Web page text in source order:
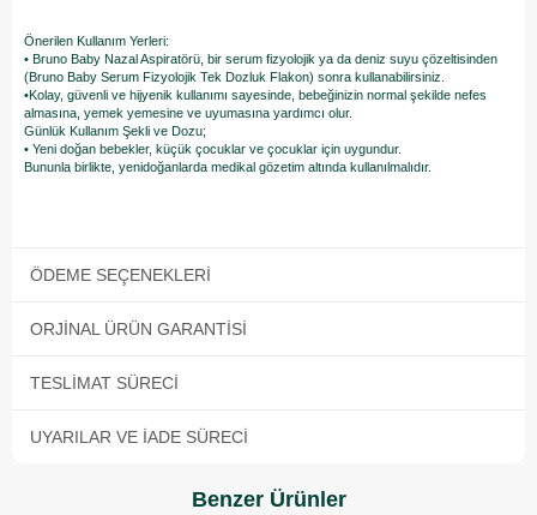
Önerilen Kullanım Yerleri:
• Bruno Baby Nazal Aspiratörü, bir serum fizyolojik ya da deniz suyu çözeltisinden
(Bruno Baby Serum Fizyolojik Tek Dozluk Flakon) sonra kullanabilirsiniz.
•Kolay, güvenli ve hijyenik kullanımı sayesinde, bebeğinizin normal şekilde nefes
almasına, yemek yemesine ve uyumasına yardımcı olur.
Günlük Kullanım Şekli ve Dozu;
• Yeni doğan bebekler, küçük çocuklar ve çocuklar için uygundur.
Bununla birlikte, yenidoğanlarda medikal gözetim altında kullanılmalıdır.
ÖDEME SEÇENEKLERI
ORJINAL ÜRÜN GARANTISI
TESLIMAT SÜRECI
UYARILAR VE İADE SÜRECI
Benzer Ürünler